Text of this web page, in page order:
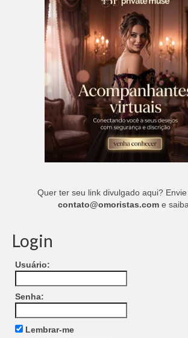
Quer ter seu link divulgado aqui?
contato@omoristas.com e
Login
Usuário:
Senha:
Lembrar-me